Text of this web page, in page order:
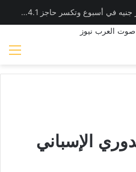
البورصة المصرية تربح 167 مليار جنيه في أسبوع وتكسر حاجز 4.1 تريليون جنيه للمرة الأولى
الإسباني